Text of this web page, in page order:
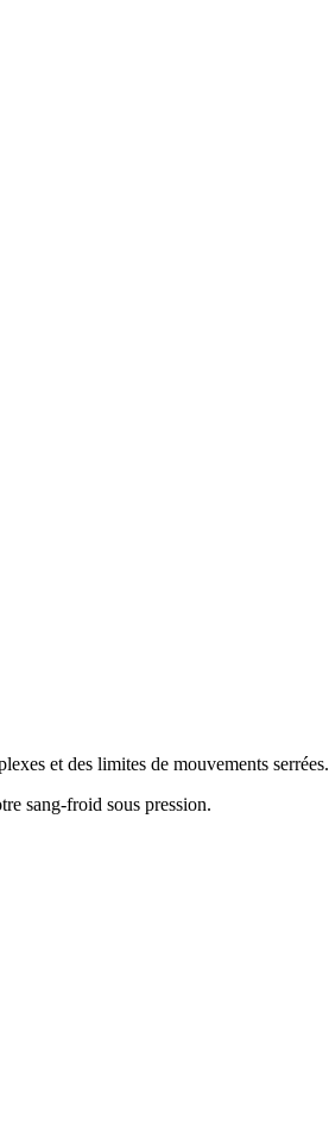
et des limites de mouvements serrées.
sang-froid sous pression.